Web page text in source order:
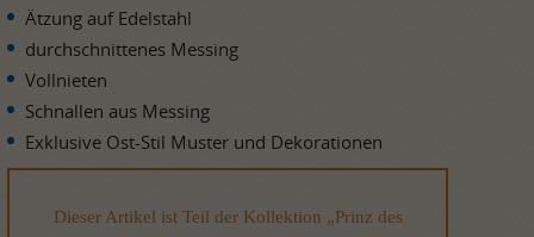
Ätzung auf Edelstahl
durchschnittenes Messing
Vollnieten
Schnallen aus Messing
Exklusive Ost-Stil Muster und Dekorationen
Dieser Artikel ist Teil der Kollektion „Prinz des